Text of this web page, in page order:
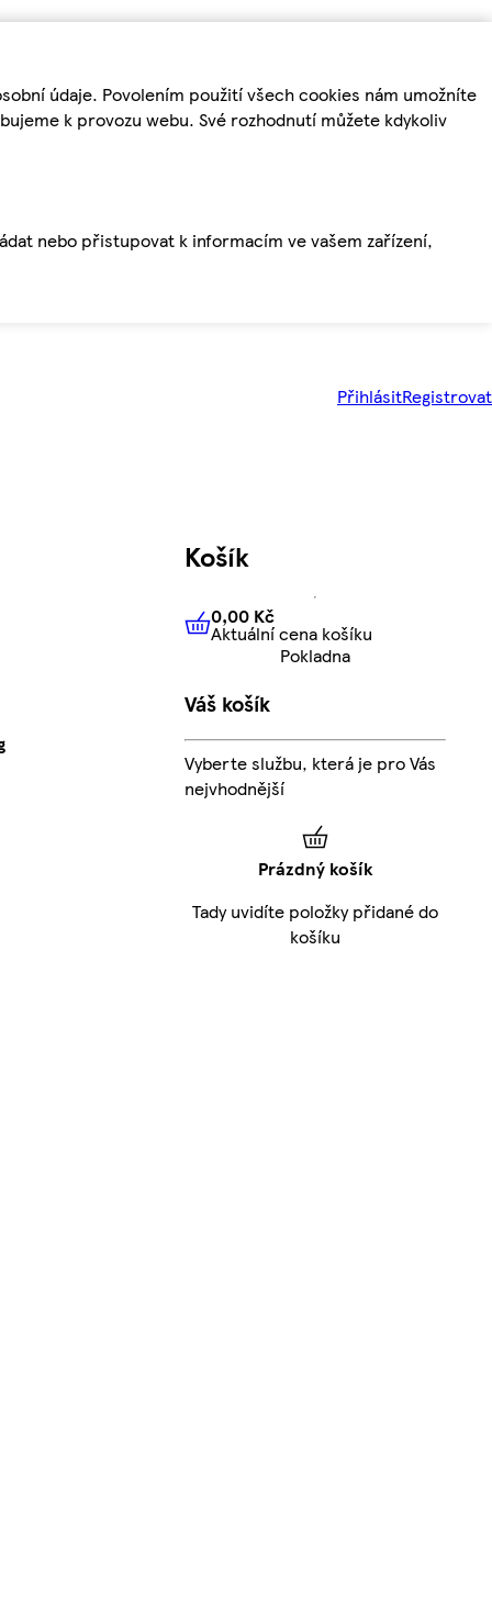
údaje. Povolením použití všech cookies nám umožníte
k provozu webu. Své rozhodnutí můžete kdykoliv
nebo přistupovat k informacím ve vašem zařízení,
PřihlásitRegistrovat
Košík
0,00 KčAktuální cena košíku
0,00 Kč
Aktuální cena košíku
Pokladna
Váš košík
Vyberte službu, která je pro Vás
nejvhodnější
Prázdný košík
Tady uvidíte položky přidané do
košíku